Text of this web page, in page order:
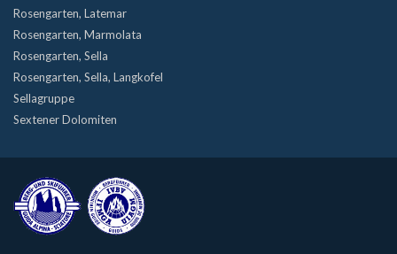
Rosengarten, Latemar
Rosengarten, Marmolata
Rosengarten, Sella
Rosengarten, Sella, Langkofel
Sellagruppe
Sextener Dolomiten